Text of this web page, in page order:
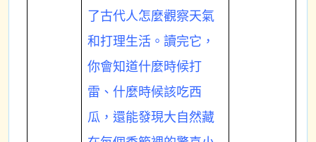
了古代人怎麼觀察天氣
和打理生活。讀完它，
你會知道什麼時候打
雷、什麼時候該吃西
瓜，還能發現大自然藏